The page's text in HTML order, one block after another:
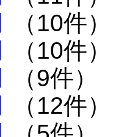
（10件）
（10件）
（9件）
（12件）